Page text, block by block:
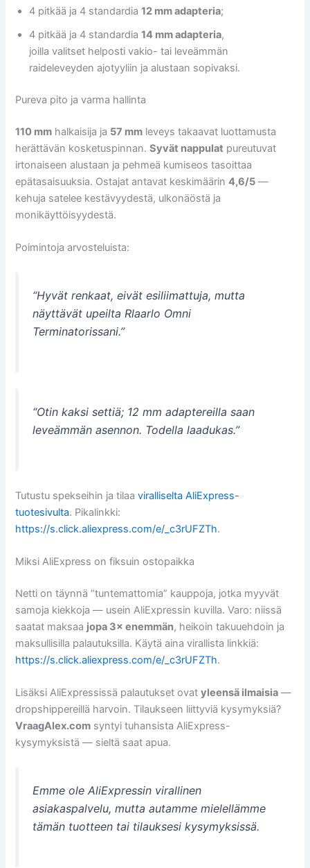
4 pitkää ja 4 standardia12 mm adapteria;
4 pitkää ja 4 standardia14 mm adapteria,
joilla valitset helposti vakio- tai leveämmän
raideleveyden ajotyyliin ja alustaan sopivaksi.
Pureva pito ja varma hallinta
110 mm halkaisija ja 57 mm leveys takaavat luottamusta
herättävän kosketuspinnan.Syvät nappulat pureutuvat
irtonaiseen alustaan ja pehmeä kumiseos tasoittaa
epätasaisuuksia. Ostajat antavat keskimäärin4,6/5 —
kehuja satelee kestävyydestä, ulkonäöstä ja
monikäyttöisyydestä.
Poimintoja arvosteluista:
“Hyvät renkaat, eivät esiliimattuja, mutta
näyttävät upeilta Rlaarlo Omni
Terminatorissani.”
“Otin kaksi settiä; 12 mm adaptereilla saan
leveämmän asennon. Todella laadukas.”
Tutustu spekseihin ja tilaaviralliselta AliExpress-
tuotesivulta. Pikalinkki:
https://s.click.aliexpress.com/e/_c3rUFZTh.
Miksi AliExpress on fiksuin ostopaikka
Netti on täynnä “tuntemattomia” kauppoja, jotka myyvät
samoja kiekkoja — usein AliExpressin kuvilla. Varo: niissä
saatat maksaa jopa 3× enemmän, heikoin takuuehdoin ja
maksullisilla palautuksilla. Käytä aina virallista linkkiä:
https://s.click.aliexpress.com/e/_c3rUFZTh.
Lisäksi AliExpressissä palautukset ovatyleensä ilmaisia —
dropshippereillä harvoin. Tilaukseen liittyviä kysymyksiä?
VraagAlex.com syntyi tuhansista AliExpress-
kysymyksistä — sieltä saat apua.
Emme ole AliExpressin virallinen
asiakaspalvelu, mutta autamme mielellämme
tämän tuotteen tai tilauksesi kysymyksissä.